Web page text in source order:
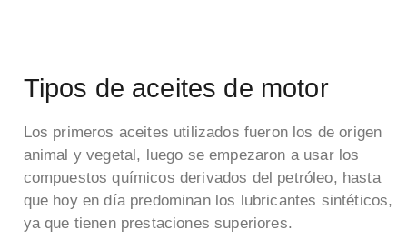
Tipos de aceites de motor
Los primeros aceites utilizados fueron los de origen
animal y vegetal, luego se empezaron a usar los
compuestos químicos derivados del petróleo, hasta
que hoy en día predominan los lubricantes sintéticos,
ya que tienen prestaciones superiores.